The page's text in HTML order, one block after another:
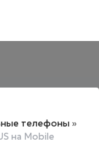
телефоны »
на Mobile